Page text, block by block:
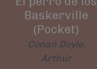
Baskerville
(Pocket)
Conan Doyle,
Arthur